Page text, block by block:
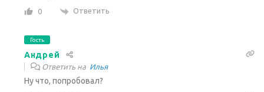
0 Ответить
Гость
Андрей
Ответить на Илья
Ну что, попробовал?